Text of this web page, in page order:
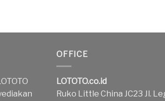
OFFICE
LOTOTO.co.id
Ruko Little China JC23 Jl.